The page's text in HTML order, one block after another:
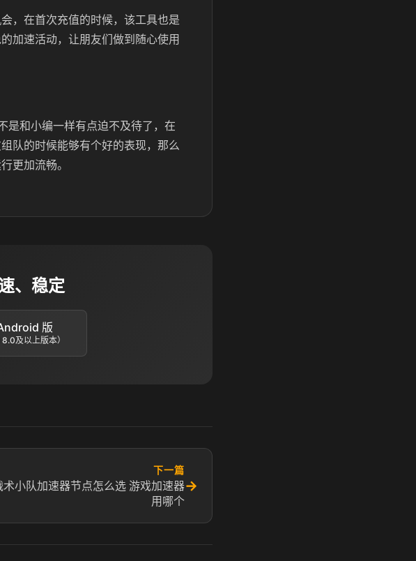
，在首次充值的时候，该工具也是
加速活动，让朋友们做到随心使用
是和小编一样有点迫不及待了，在
队的时候能够有个好的表现，那么
更加流畅。
、稳定
版
及以上版本）
下一篇
术小队加速器节点怎么选 游戏加速器
用哪个
→